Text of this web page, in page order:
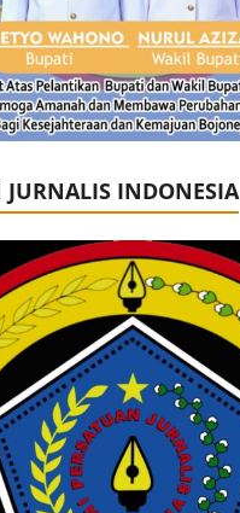
JURNALIS INDONESIA